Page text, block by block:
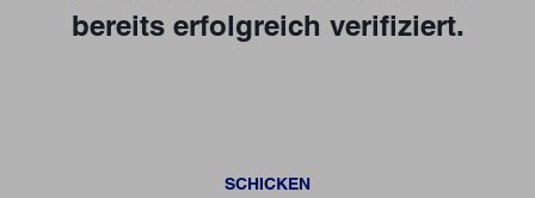
bereits erfolgreich verifiziert.
SCHICKEN